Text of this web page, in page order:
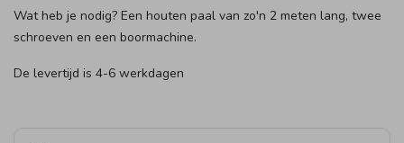
Wat heb je nodig? Een houten paal van zo'n 2 meten lang, twee
schroeven en een boormachine.
De levertijd is 4-6 werkdagen